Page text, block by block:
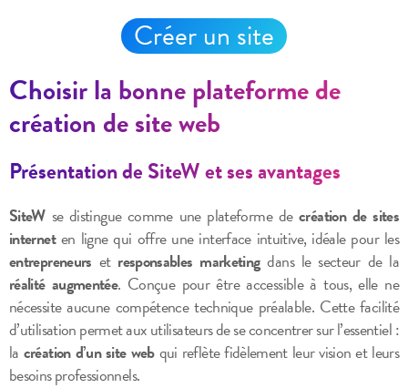
Créer un site
Choisir la bonne plateforme de
création de site web
Présentation de SiteW et ses avantages
SiteWse distingue comme une plateforme decréation de sites
interneten ligne qui offre une interface intuitive, idéale pour les
entrepreneurs et responsables marketingdans le secteur de la
réalité augmentée. Conçue pour être accessible à tous, elle ne
nécessite aucune compétence technique préalable. Cette facilité
d’utilisation permet aux utilisateurs de se concentrer sur l’essentiel :
la création d’un site webqui reflète fidèlement leur vision et leurs
besoins professionnels.